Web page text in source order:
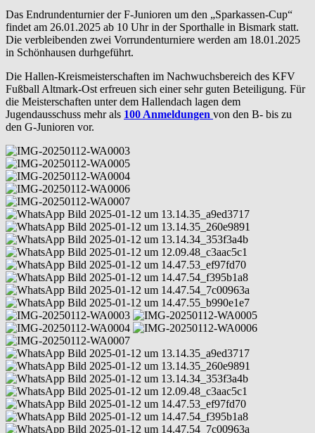
Das Endrundenturnier der F-Junioren um den „Sparkassen-Cup“
findet am 26.01.2025 ab 10 Uhr in der Sporthalle in Bismark statt.
Die verbleibenden zwei Vorrundenturniere werden am 18.01.2025
in Schönhausen durhgeführt.
Die Hallen-Kreismeisterschaften im Nachwuchsbereich des KFV
Fußball Altmark-Ost erfreuen sich einer sehr guten Beteiligung. Für
die Meisterschaften unter dem Hallendach lagen dem
Jugendausschuss mehr als 100 Anmeldungen von den B- bis zu
den G-Junioren vor.